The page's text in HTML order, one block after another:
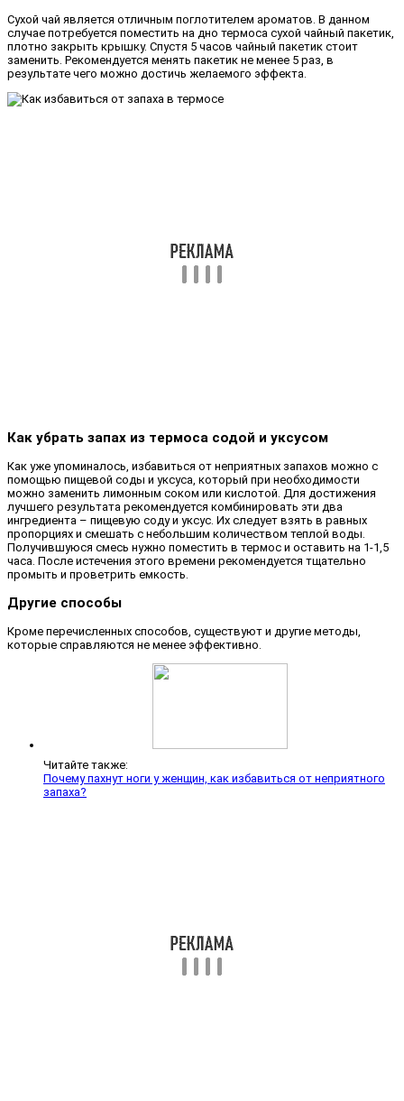
Сухой чай является отличным поглотителем ароматов. В данном
случае потребуется поместить на дно термоса сухой чайный пакетик,
плотно закрыть крышку. Спустя 5 часов чайный пакетик стоит
заменить. Рекомендуется менять пакетик не менее 5 раз, в
результате чего можно достичь желаемого эффекта.
Как убрать запах из термоса содой и уксусом
Как уже упоминалось, избавиться от неприятных запахов можно с
помощью пищевой соды и уксуса, который при необходимости
можно заменить лимонным соком или кислотой. Для достижения
лучшего результата рекомендуется комбинировать эти два
ингредиента – пищевую соду и уксус. Их следует взять в равных
пропорциях и смешать с небольшим количеством теплой воды.
Получившуюся смесь нужно поместить в термос и оставить на 1-1,5
часа. После истечения этого времени рекомендуется тщательно
промыть и проветрить емкость.
Другие способы
Кроме перечисленных способов, существуют и другие методы,
которые справляются не менее эффективно.
Читайте также:
Почему пахнут ноги у женщин, как избавиться от неприятного
запаха?